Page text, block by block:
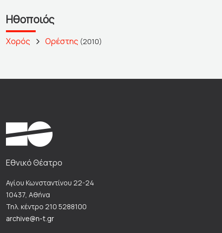
Ηθοποιός
Χορός Ορέστης (2010)
Εθνικό Θέατρο
Αγίου Κωνσταντίνου 22-24
10437, Αθήνα
Τηλ. κέντρο 210 5288100
archive@n-t.gr